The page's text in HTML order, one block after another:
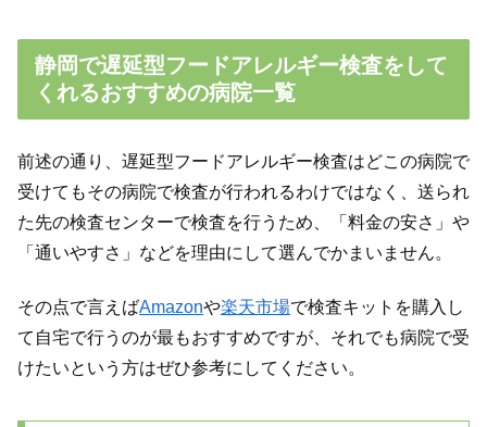
静岡で遅延型フードアレルギー検査をして
くれるおすすめの病院一覧
前述の通り、遅延型フードアレルギー検査はどこの病院で
受けてもその病院で検査が行われるわけではなく、送られ
た先の検査センターで検査を行うため、「料金の安さ」や
「通いやすさ」などを理由にして選んでかまいません。
その点で言えばAmazonや楽天市場で検査キットを購入し
て自宅で行うのが最もおすすめですが、それでも病院で受
けたいという方はぜひ参考にしてください。